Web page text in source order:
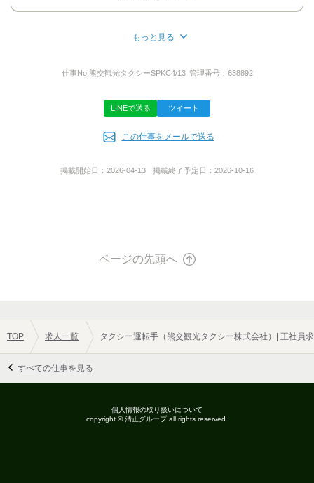
◆応募ボタンの方
24時間受付中！改めて担当者から
お気軽にご応募くださいね◎
楽しみにしております。
￣￣￣￣￣￣￣￣￣￣￣
熊本県上益城郡益城町広崎789
一般貸切旅客運送事業、一般乗用旅客運送事業
もっと見る
仕事No. 熊交観光タクシーSPKC4/13 管理番号： 638892
LINEで送る ツイート
この仕事をメールで送る
掲載開始日： 2026-04-13 掲載終了予定日： 2026-10-16
ページの先頭へ
TOP 求人一覧 タクシー運転手（熊交観光タクシー株式会社）| 正社員
すべての仕事を見る
個人情報の取り扱いについて
copyright ©清正グループall rights reserved.